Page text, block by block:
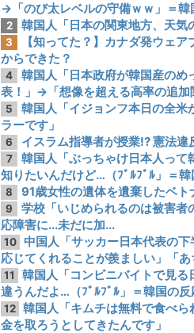
→「のび太レベルの守備ｗｗ」＝韓
2 韓国人「日本の関東地方、天気
3
【知ってた？】カナダ発ウェ
からできた？
4
韓国人「日本政府が韓国産の
表！」→「想像を超える高率の追加
5
韓国人「イジョンフ本日の全
ラーです」
6 イスラム指導者が授業!? 憲法違
7
韓国人「ぶっちゃけ日本人っ
知りたいんだけど…（ﾌﾞﾙﾌﾞﾙ」＝韓
8 91歳女性の遺体を遺棄したベ
9
学校「いじめられるのは被害
応障害に...未だに加...
10 中国人「サッカー日本代表の
応じてくれることが羨ましい」「
11
韓国人「コンビニバイトで見
違うんだよ…（ﾌﾞﾙﾌﾞﾙ」＝韓国の反
12 韓国人「キムチは無料で食べ
金を取ろうとしてきたんです」